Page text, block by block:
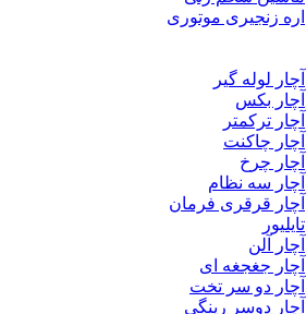
اره زنجیری موتوری
آچار لوله گیر
آچار بکس
آچار ترکمتر
آچار چاکنت
آچار چرخ
آچار سه نظام
آچار قرقری فرمان
تایلیور
آچار آلن
آچار جغجغه ای
آچار دو سر تخت
آچار دوسر رینگی